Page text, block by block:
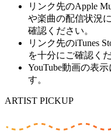
リンク先のApple
や楽曲の配信状況
確認ください。
リンク先のiTunes
を十分にご確認くだ
YouTube動画の表示
す。
ARTIST PICKUP